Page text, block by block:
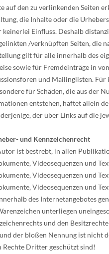
auf den zu verlinkenden Seiten
die Inhalte oder die
keinerlei Einfluss. Deshalb
/verknüpften Seiten, die
gilt für alle innerhalb des
sowie für Fremdeinträge in
und Mailinglisten.
für Schäden, die aus der
entstehen, haftet allein
der über Links auf die
und Kennzeichenrecht
ist bestrebt, in allen
Videosequenzen und
Videosequenzen und
Videosequenzen und
des Internetangebotes
unterliegen
und den
der bloßen Nennung ist nicht
Rechte Dritter geschützt sind!